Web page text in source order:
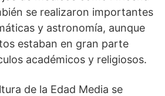
se realizaron importantes
y astronomía, aunque⁣
estaban en ‌gran parte
académicos y religiosos.
de la Edad⁣ Media se